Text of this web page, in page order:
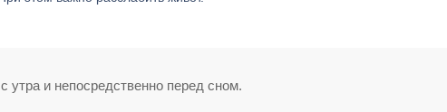
утра и непосредственно перед сном.